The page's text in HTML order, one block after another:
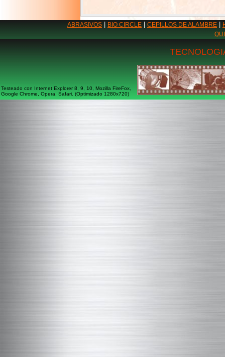
ABRASIVOS BIO CIRCLE CEPILLOS DE ALAMBRE
Testeado con Internet Explorer 8, 9, 10, Mozilla FireFox,
Google Chrome, Opera, Safari. (Optimizado 1280x720)